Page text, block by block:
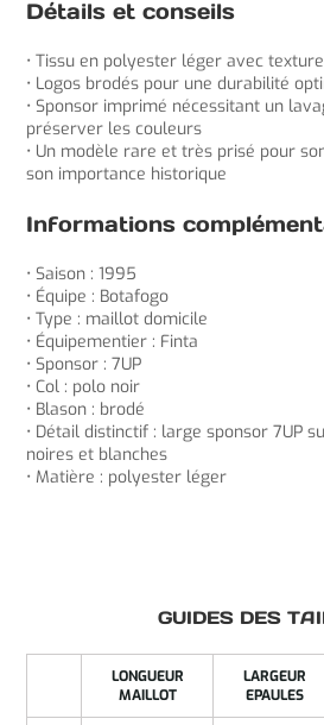
Détails et conseils
• Tissu en polyester léger avec
• Logos brodés pour une durabilité
• Sponsor imprimé nécessitant un
préserver les couleurs
• Un modèle rare et très prisé pour
son importance historique
Informations
• Saison : 1995
• Équipe : Botafogo
• Type : maillot domicile
• Équipementier : Finta
• Sponsor : 7UP
• Col : polo noir
• Blason : brodé
• Détail distinctif : large sponsor 7UP
noires et blanches
• Matière : polyester léger
GUIDES DES
LONGUEUR
MAILLOT
LARGEUR
EPAULES